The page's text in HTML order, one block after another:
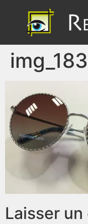
Laisser